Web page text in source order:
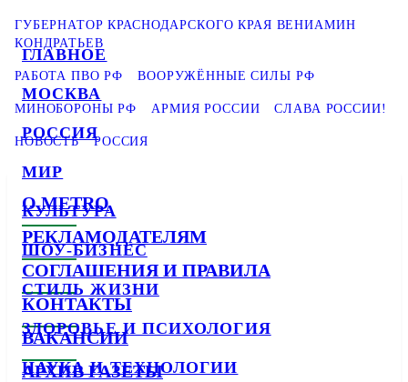
ГЛАВНОЕ
МОСКВА
РОССИЯ
МИР
КУЛЬТУРА
ШОУ-БИЗНЕС
СТИЛЬ ЖИЗНИ
ЗДОРОВЬЕ И ПСИХОЛОГИЯ
НАУКА И ТЕХНОЛОГИИ
ГУБЕРНАТОР КРАСНОДАРСКОГО КРАЯ ВЕНИАМИН
КОНДРАТЬЕВ
РАБОТА ПВО РФ ВООРУЖЁННЫЕ СИЛЫ РФ
МИНОБОРОНЫ РФ АРМИЯ РОССИИ СЛАВА РОССИИ!
НОВОСТЬ РОССИЯ
О METRO
РЕКЛАМОДАТЕЛЯМ
СОГЛАШЕНИЯ И ПРАВИЛА
КОНТАКТЫ
ВАКАНСИИ
АРХИВ ГАЗЕТЫ